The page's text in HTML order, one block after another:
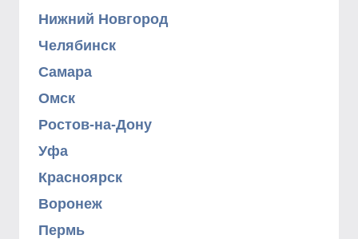
Нижний Новгород
Челябинск
Самара
Омск
Ростов-на-Дону
Уфа
Красноярск
Воронеж
Пермь